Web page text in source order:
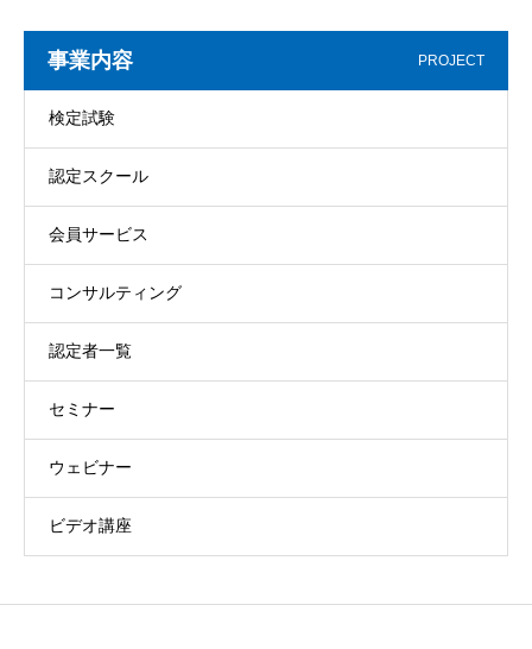
事業内容 PROJECT
検定試験
認定スクール
会員サービス
コンサルティング
認定者一覧
セミナー
ウェビナー
ビデオ講座